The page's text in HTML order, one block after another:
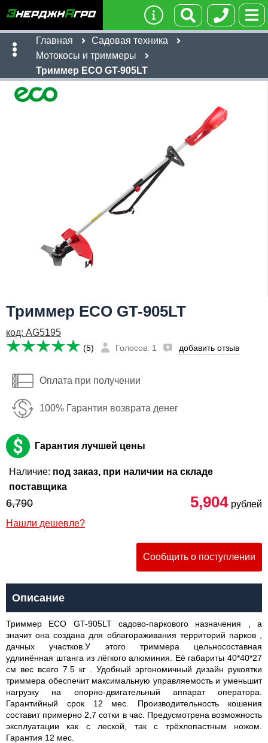
Главная
Садовая техника
Мотокосы и триммеры
Триммер ECO GT-905LT
Триммер ECO GT-905LT
код: AG5195
(5) Голосов: 1 добавить отзыв
Оплата при получении
100% Гарантия возврата денег
Гарантия лучшей цены
Наличие: под заказ, при наличии на складе
поставщика
6,790 5,904 рублей
Нашли дешевле?
Сообщить о поступлении
Описание
Триммер ECO GT-905LT садово-паркового назначения , а
значит она создана для облагораживания территорий парков ,
дачных участков.У этого триммера цельносоставная
удлинённая штанга из лёгкого алюминия. Её габариты 40*40*27
см вес всего 7.5 кг . Удобный эргономичный дизайн рукоятки
триммера обеспечит максимальную управляемость и уменьшит
нагрузку на опорно-двигательный аппарат оператора.
Гарантийный срок 12 мес. Производительность кошения
составит примерно 2,7 сотки в час. Предусмотрена возможность
эксплуатации как с леской, так с трёхлопастным ножом.
Гарантия 12 мес.
Телефон*:
Сообщить о поступлении
5,904
Email:
Телефон :
Я даю согласие на
Имя:
обработку персональных данных
Отправить